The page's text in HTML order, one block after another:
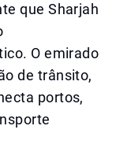
que Sharjah
O emirado
de trânsito,
portos,